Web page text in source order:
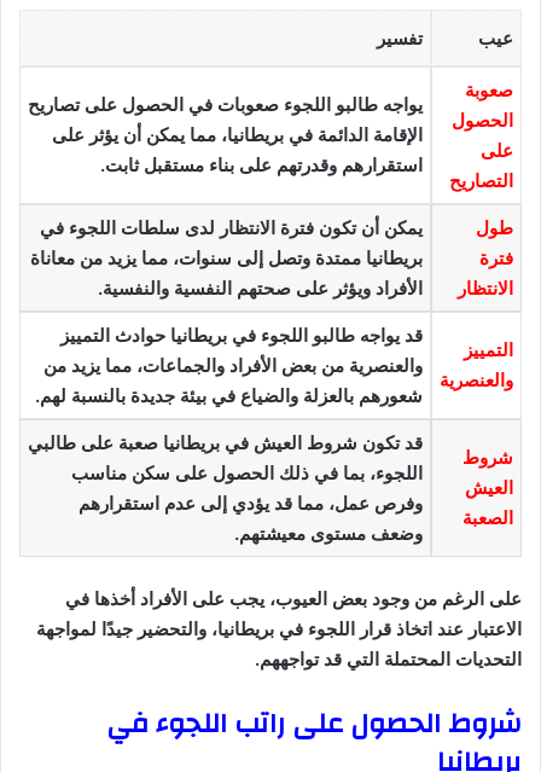
عيب تفسير
صعوبة
الحصول
على
التصاريح
يواجه طالبو اللجوء صعوبات في الحصول على تصاريح
الإقامة الدائمة في بريطانيا، مما يمكن أن يؤثر على
استقرارهم وقدرتهم على بناء مستقبل ثابت.
طول
فترة
الانتظار
يمكن أن تكون فترة الانتظار لدى سلطات اللجوء في
بريطانيا ممتدة وتصل إلى سنوات، مما يزيد من معاناة
الأفراد ويؤثر على صحتهم النفسية والنفسية.
التمييز
والعنصرية
قد يواجه طالبو اللجوء في بريطانيا حوادث التمييز
والعنصرية من بعض الأفراد والجماعات، مما يزيد من
شعورهم بالعزلة والضياع في بيئة جديدة بالنسبة لهم.
شروط
العيش
الصعبة
قد تكون شروط العيش في بريطانيا صعبة على طالبي
اللجوء، بما في ذلك الحصول على سكن مناسب
وفرص عمل، مما قد يؤدي إلى عدم استقرارهم
وضعف مستوى معيشتهم.
على الرغم من وجود بعض العيوب، يجب على الأفراد أخذها في
الاعتبار عند اتخاذ قرار اللجوء في بريطانيا، والتحضير جيدًا لمواجهة
التحديات المحتملة التي قد تواجههم.
شروط الحصول على راتب اللجوء في